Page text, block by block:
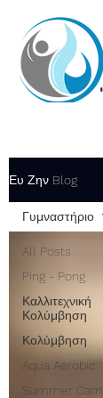
Ευ Ζην Blog
All Posts
Ping - Pong
Καλλιτεχνική
Κολύμβηση
Κολύμβηση
Aqua Aerobic
Summer
Γυμναστήριο